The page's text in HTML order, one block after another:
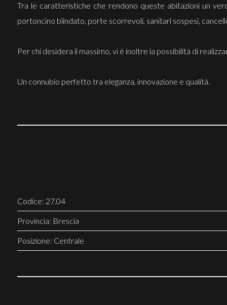
Tra le caratteristiche che rendono queste abitazioni un
portoncino blindato, porte scorrevoli, sanitari sospesi,
Per chi desidera il massimo, vi è inoltre la possibilità di
Un connubio perfetto tra eleganza, innovazione e qualità.
Codice: 27.04
Provincia: Brescia
Posizione: Centrale